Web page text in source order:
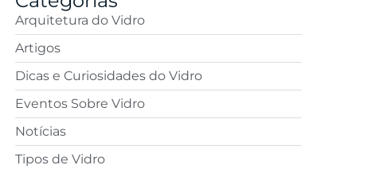
Arquitetura do Vidro
Artigos
Dicas e Curiosidades do Vidro
Eventos Sobre Vidro
Notícias
Tipos de Vidro